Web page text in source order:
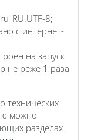
8;
с интернет-
на запуск
не реже 1 раза
технических
можно
разделах